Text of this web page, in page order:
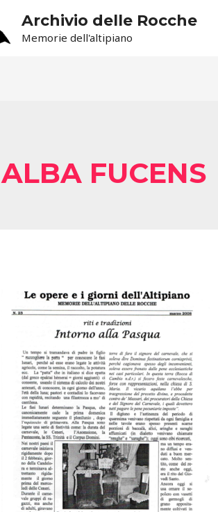
Archivio delle Rocche
Memorie dell'altipiano
ALBA FUCENS